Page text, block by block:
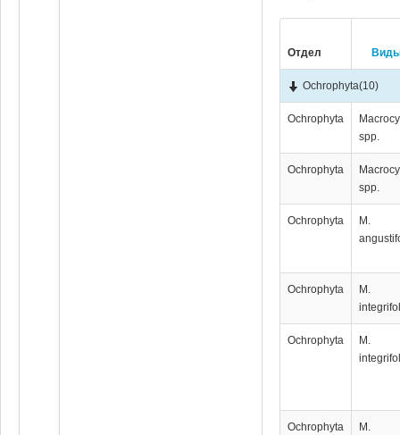
Отдел
Ochrophyta(10)
Ochrophyta
spp.
Ochrophyta
spp.
Ochrophyta
M.
Ochrophyta
M.
Ochrophyta
M.
Ochrophyta
M.